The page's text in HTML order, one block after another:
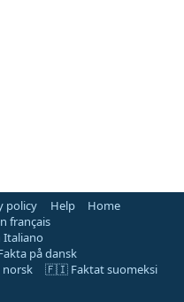
policy Help
Home
français
på dansk
🇫🇮 Faktat suomeksi